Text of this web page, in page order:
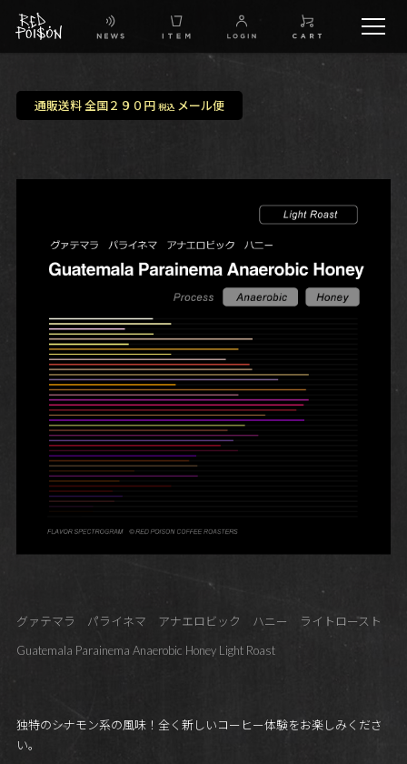
通販送料 全国２９０円 税込メール便
グァテマラ パライネマ アナエロビック ハニー ライトロースト
Guatemala Parainema Anaerobic Honey Light Roast
独特のシナモン系の風味！全く新しいコーヒー体験をお楽しみくださ
い。